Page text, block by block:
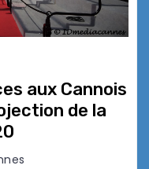
aux Cannois
de la